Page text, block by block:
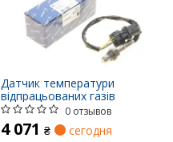
Датчик температури
відпрацьованих газів
0 отзывов
4 071 ₴ сегодня